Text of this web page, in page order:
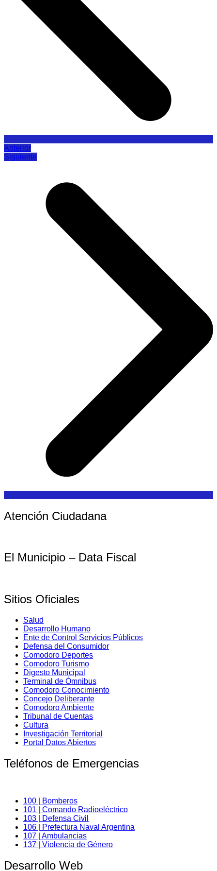
Anterior
Siguiente
Atención Ciudadana
El Municipio – Data Fiscal
Sitios Oficiales
Salud
Desarrollo Humano
Ente de Control Servicios Públicos
Defensa del Consumidor
Comodoro Deportes
Comodoro Turismo
Digesto Municipal
Terminal de Ómnibus
Comodoro Conocimiento
Concejo Deliberante
Comodoro Ambiente
Tribunal de Cuentas
Cultura
Investigación Territorial
Portal Datos Abiertos
Teléfonos de Emergencias
100 | Bomberos
101 | Comando Radioeléctrico
103 | Defensa Civil
106 | Prefectura Naval Argentina
107 | Ambulancias
137 | Violencia de Género
Desarrollo Web